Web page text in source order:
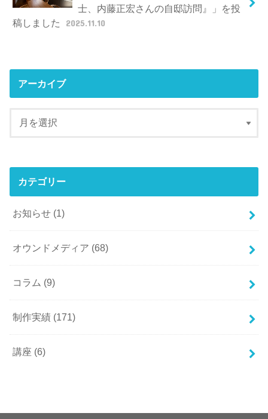
士、内藤正宏さんの自邸訪問』」を投
稿しました
2025.11.10
アーカイブ
カテゴリー
お知らせ (1)
オウンドメディア (68)
コラム (9)
制作実績 (171)
講座 (6)